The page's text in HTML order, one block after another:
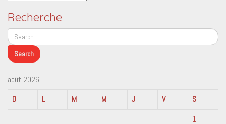
Recherche
août 2026
D
L M M J V
S
1